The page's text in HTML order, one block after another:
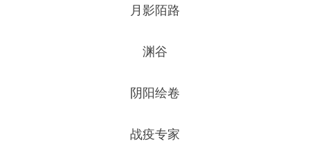
月影陌路
渊谷
阴阳绘卷
战疫专家